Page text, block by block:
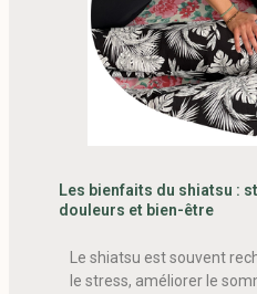
Les bienfaits du shiatsu :
douleurs et bien-être
Le shiatsu est souvent
le stress, améliorer le